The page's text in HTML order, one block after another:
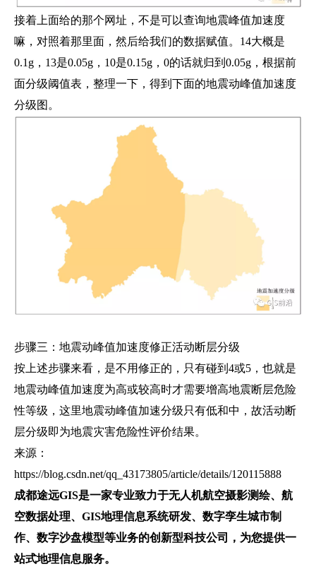
接着上面给的那个网址，不是可以查询地震峰值加速度
嘛，对照着那里面，然后给我们的数据赋值。14大概是
0.1g，13是0.05g，10是0.15g，0的话就归到0.05g，根据前
面分级阈值表，整理一下，得到下面的地震动峰值加速度
分级图。
步骤三：地震动峰值加速度修正活动断层分级
按上述步骤来看，是不用修正的，只有碰到4或5，也就是
地震动峰值加速度为高或较高时才需要增高地震断层危险
性等级，这里地震动峰值加速分级只有低和中，故活动断
层分级即为地震灾害危险性评价结果。
来源：
https://blog.csdn.net/qq_43173805/article/details/120115888
成都途远GIS是一家专业致力于无人机航空摄影测绘、航
空数据处理、GIS地理信息系统研发、数字孪生城市制
作、数字沙盘模型等业务的创新型科技公司，为您提供一
站式地理信息服务。